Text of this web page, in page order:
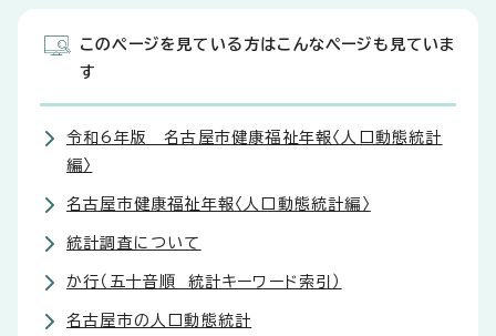
このページを見ている方はこんなページも見ていま
す
令和6年版 名古屋市健康福祉年報〈人口動態統計
編〉
名古屋市健康福祉年報〈人口動態統計編〉
統計調査について
か行（五十音順 統計キーワード索引）
名古屋市の人口動態統計